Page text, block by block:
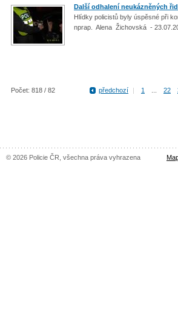
Další odhalení neukázněných
Hlídky policistů byly úspěsné při
nprap. Alena Žichovská -
Počet: 818 / 82 předchozí | 1 22
© 2026 Policie ČR, všechna práva vyhrazena